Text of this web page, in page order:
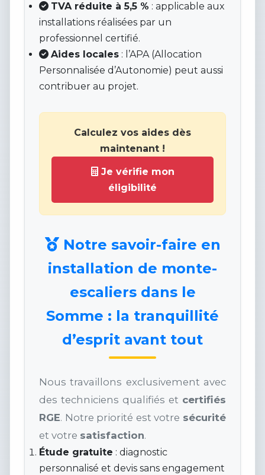
TVA réduite à 5,5 % : applicable aux
installations réalisées par un
professionnel certifié.
Aides locales : l’APA (Allocation
Personnalisée d’Autonomie) peut aussi
contribuer au projet.
Calculez vos aides dès
maintenant !
Je vérifie mon
éligibilité
Notre savoir-faire en
installation de monte-
escaliers dans le
Somme : la tranquillité
d’esprit avant tout
Nous travaillons exclusivement avec
des techniciens qualifiés et certifiés
RGE. Notre priorité est votre sécurité
et votre satisfaction.
Étude gratuite : diagnostic
personnalisé et devis sans engagement